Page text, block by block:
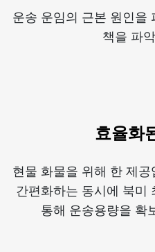
운송 운임의 근본 원인을
책을 파
효율화
현물 화물을 위해 한 제
간편화하는 동시에 북미
통해 운송용량을 확